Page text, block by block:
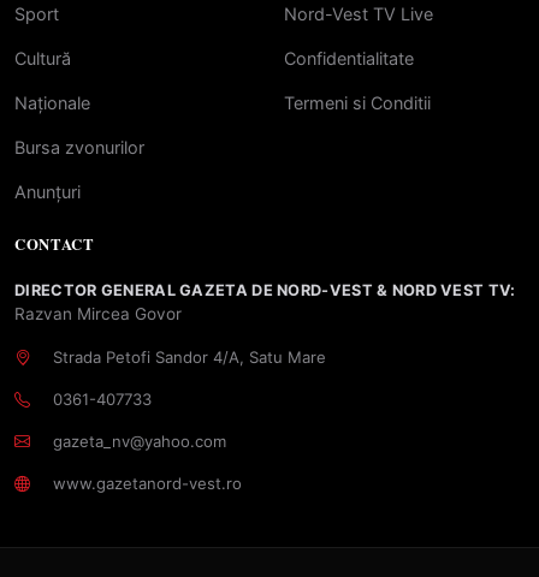
Sport
Cultură
Naționale
Bursa zvonurilor
Anunțuri
Nord-Vest TV Live
Confidentialitate
Termeni si Conditii
CONTACT
DIRECTOR GENERAL GAZETA DE NORD-VEST & NORD VEST TV:
Razvan Mircea Govor
Strada Petofi Sandor 4/A, Satu Mare
0361-407733
gazeta_nv@yahoo.com
www.gazetanord-vest.ro